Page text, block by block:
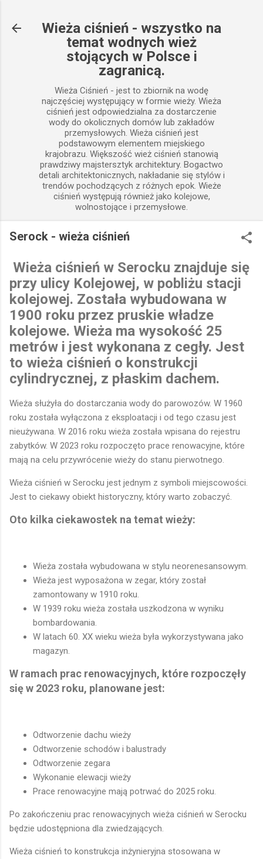
Wieża ciśnień - wszystko na
temat wodnych wież
stojących w Polsce i
zagranicą.
Wieża Ciśnień - jest to zbiornik na wodę
najczęściej występujący w formie wieży. Wieża
ciśnień jest odpowiedzialna za dostarczenie
wody do okolicznych domów lub zakładów
przemysłowych. Wieża ciśnień jest
podstawowym elementem miejskiego
krajobrazu. Większość wież ciśnień stanowią
prawdziwy majstersztyk architektury. Bogactwo
detali architektonicznych, nakładanie się stylów i
trendów pochodzących z różnych epok. Wieże
ciśnień występują również jako kolejowe,
wolnostojące i przemysłowe.
Serock - wieża ciśnień
Wieża ciśnień w Serocku znajduje się
przy ulicy Kolejowej, w pobliżu stacji
kolejowej. Została wybudowana w
1900 roku przez pruskie władze
kolejowe. Wieża ma wysokość 25
metrów i jest wykonana z cegły. Jest
to wieża ciśnień o konstrukcji
cylindrycznej, z płaskim dachem.
Wieża służyła do dostarczania wody do parowozów. W 1960
roku została wyłączona z eksploatacji i od tego czasu jest
nieużywana. W 2016 roku wieża została wpisana do rejestru
zabytków. W 2023 roku rozpoczęto prace renowacyjne, które
mają na celu przywrócenie wieży do stanu pierwotnego.
Wieża ciśnień w Serocku jest jednym z symboli miejscowości.
Jest to ciekawy obiekt historyczny, który warto zobaczyć.
Oto kilka ciekawostek na temat wieży:
Wieża została wybudowana w stylu neorenesansowym.
Wieża jest wyposażona w zegar, który został
zamontowany w 1910 roku.
W 1939 roku wieża została uszkodzona w wyniku
bombardowania.
W latach 60. XX wieku wieża była wykorzystywana jako
magazyn.
W ramach prac renowacyjnych, które rozpoczęły
się w 2023 roku, planowane jest:
Odtworzenie dachu wieży
Odtworzenie schodów i balustrady
Odtworzenie zegara
Wykonanie elewacji wieży
Prace renowacyjne mają potrwać do 2025 roku.
Po zakończeniu prac renowacyjnych wieża ciśnień w Serocku
będzie udostępniona dla zwiedzających.
Wieża ciśnień to konstrukcja inżynieryjna stosowana w